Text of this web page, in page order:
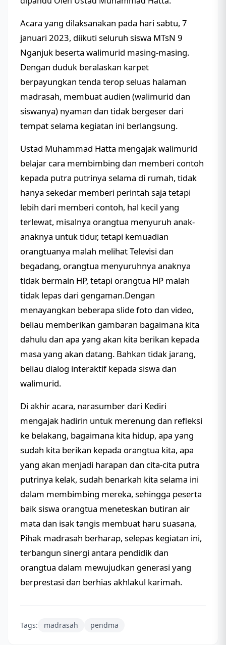
Acara yang dilaksanakan pada hari sabtu, 7
januari 2023, diikuti seluruh siswa MTsN 9
Nganjuk beserta walimurid masing-masing.
Dengan duduk beralaskan karpet
berpayungkan tenda terop seluas halaman
madrasah, membuat audien (walimurid dan
siswanya) nyaman dan tidak bergeser dari
tempat selama kegiatan ini berlangsung.
Ustad Muhammad Hatta mengajak walimurid
belajar cara membimbing dan memberi contoh
kepada putra putrinya selama di rumah, tidak
hanya sekedar memberi perintah saja tetapi
lebih dari memberi contoh, hal kecil yang
terlewat, misalnya orangtua menyuruh anak-
anaknya untuk tidur, tetapi kemuadian
orangtuanya malah melihat Televisi dan
begadang, orangtua menyuruhnya anaknya
tidak bermain HP, tetapi orangtua HP malah
tidak lepas dari gengaman.Dengan
menayangkan beberapa slide foto dan video,
beliau memberikan gambaran bagaimana kita
dahulu dan apa yang akan kita berikan kepada
masa yang akan datang. Bahkan tidak jarang,
beliau dialog interaktif kepada siswa dan
walimurid.
Di akhir acara, narasumber dari Kediri
mengajak hadirin untuk merenung dan refleksi
ke belakang, bagaimana kita hidup, apa yang
sudah kita berikan kepada orangtua kita, apa
yang akan menjadi harapan dan cita-cita putra
putrinya kelak, sudah benarkah kita selama ini
dalam membimbing mereka, sehingga peserta
baik siswa orangtua meneteskan butiran air
mata dan isak tangis membuat haru suasana,
Pihak madrasah berharap, selepas kegiatan ini,
terbangun sinergi antara pendidik dan
orangtua dalam mewujudkan generasi yang
berprestasi dan berhias akhlakul karimah.
Tags: madrasah pendma